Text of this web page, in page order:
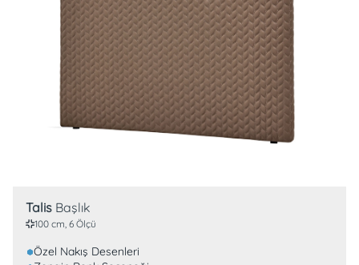
Talis Başlık
100 cm, 6 Ölçü
Özel Nakış Desenleri